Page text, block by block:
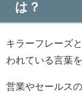
は？
キラーフレーズ
われている言葉
営業やセールス